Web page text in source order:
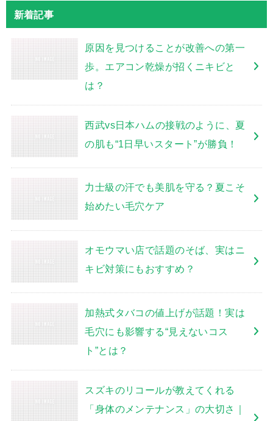
新着記事
原因を見つけることが改善への第一
歩。エアコン乾燥が招くニキビと
は？
西武vs日本ハムの接戦のように、夏
の肌も“1日早いスタート”が勝負！
力士級の汗でも美肌を守る？夏こそ
始めたい毛穴ケア
オモウマい店で話題のそば、実はニ
キビ対策にもおすすめ？
加熱式タバコの値上げが話題！実は
毛穴にも影響する“見えないコス
ト”とは？
スズキのリコールが教えてくれる
「身体のメンテナンス」の大切さ｜